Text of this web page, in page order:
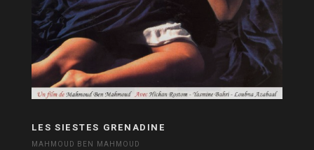
LES SIESTES GRENADINE
MAHMOUD BEN MAHMOUD